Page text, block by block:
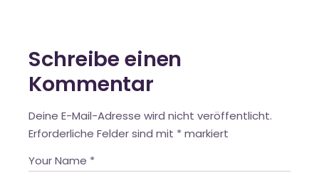
Schreibe einen
Kommentar
Deine E-Mail-Adresse wird nicht veröffentlicht.
Erforderliche Felder sind mit * markiert